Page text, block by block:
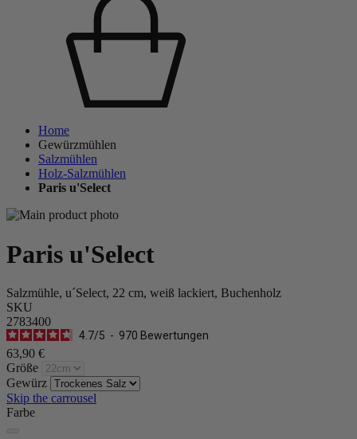
Home
Gewürzmühlen
Salzmühlen
Holz-Salzmühlen
Paris u'Select
Paris u'Select
Salzmühle, u´Select, 22 cm, weiß lackiert, Buchenholz
SKU
2783400
4.7/5 - 970 Bewertungen
63,90 €
Größe
Gewürz
Skip the carrousel
Farbe